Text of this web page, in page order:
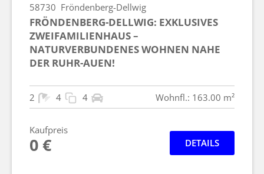
58730 Fröndenberg-Dellwig
FRÖNDENBERG-DELLWIG: EXKLUSIVES
ZWEIFAMILIENHAUS –
NATURVERBUNDENES WOHNEN NAHE
DER RUHR-AUEN!
2 4 4 Wohnfl.: 163.00 m²
Kaufpreis
0 € DETAILS